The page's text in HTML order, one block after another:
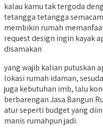
kalau kamu tak tergoda
tetangga tetangga
membikin rumah
request design ingin kayak
disamakan
yang wajib kalian putuskan
lokasi rumah idaman,
juga kebutuhan imb, lalu
berbarengan Jasa Bangun
atur seperti budget yang
manis rumahpun jadi.